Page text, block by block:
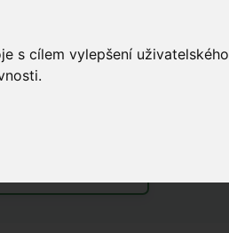
cílem vylepšení
Zdraví
na váš stůl